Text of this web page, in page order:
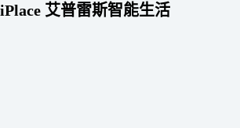
iPlace 艾普雷斯智能生活